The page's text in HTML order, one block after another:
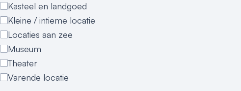
Kasteel en landgoed
Kleine / intieme locatie
Locaties aan zee
Museum
Theater
Varende locatie